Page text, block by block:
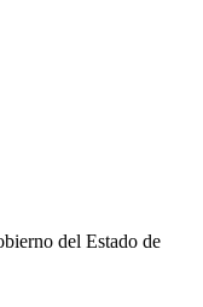
del Estado de